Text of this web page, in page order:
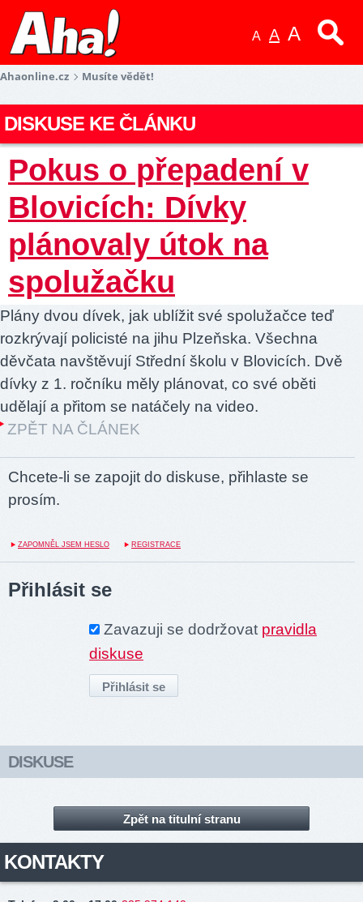
A A A
Ahaonline.cz Musíte vědět!
DISKUSE KE ČLÁNKU
Pokus o přepadení v
Blovicích: Dívky
plánovaly útok na
spolužačku
Plány dvou dívek, jak ublížit své spolužačce teď
rozkrývají policisté na jihu Plzeňska. Všechna
děvčata navštěvují Střední školu v Blovicích. Dvě
dívky z 1. ročníku měly plánovat, co své oběti
udělají a přitom se natáčely na video.
ZPĚT NA ČLÁNEK
Chcete-li se zapojit do diskuse, přihlaste se
prosím.
ZAPOMNĚL JSEM HESLO REGISTRACE
Přihlásit se
Zavazuji se dodržovat pravidla
diskuse
DISKUSE
Zpět na titulní stranu
KONTAKTY